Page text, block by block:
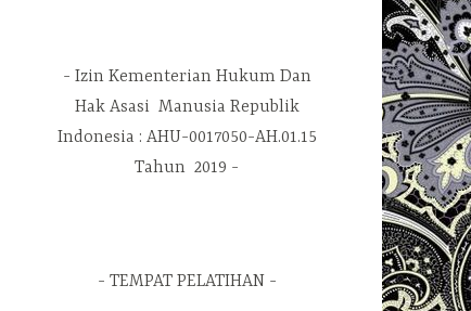
Izin Kementerian Hukum Dan
Hak Asasi Manusia Republik
Indonesia : AHU-0017050-AH.01.15
Tahun 2019
TEMPAT PELATIHAN